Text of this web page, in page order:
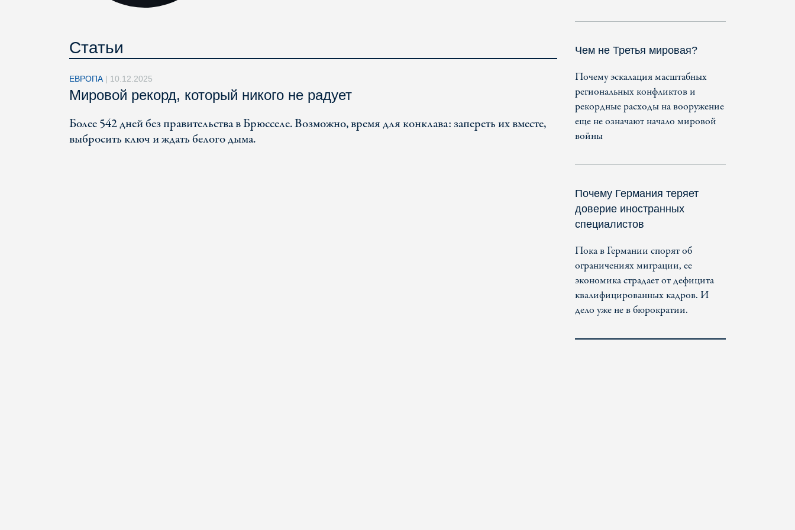
Статьи
ЕВРОПА | 10.12.2025
Мировой рекорд, который никого не радует
Более 542 дней без правительства в Брюсселе. Возможно, время для конклава: запереть их вместе,
выбросить ключ и ждать белого дыма.
Чем не Третья мировая?
Почему эскалация масштабных
региональных конфликтов и
рекордные расходы на вооружение
еще не означают начало мировой
войны
Почему Германия теряет
доверие иностранных
специалистов
Пока в Германии спорят об
ограничениях миграции, ее
экономика страдает от дефицита
квалифицированных кадров. И
дело уже не в бюрократии.